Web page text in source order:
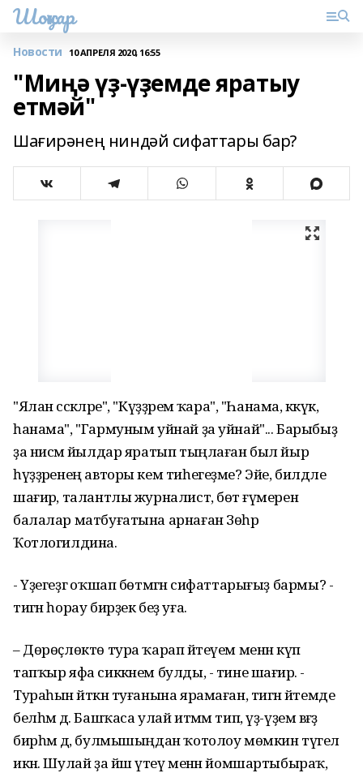
Шоңҡар
Новости 10 АПРЕЛЯ 2020, 16:55
"Миңә үҙ-үҙемде яратыу
етмәй"
Шағирәнең ниндәй сифаттары бар?
"Ялан сәскәләре", "Күҙҙәремә ҡара", "Һанама, кәкүк,
һанама", "Гармуным уйнай ҙа уйнай"... Барыбыҙ
ҙа нисәмә йылдар яратып тыңлаған был йыр
һүҙҙәренең авторы кем тиһегеҙме? Эйе, билдәле
шағирә, талантлы журналист, бөтә ғүмерен
балалар матбуғатына арнаған Зөһрә
Ҡотлогилдина.
- Үҙегеҙгә оҡшап бөтмәгән сифаттарығыҙ бармы? -
тигән һорау бирҙек беҙ уға.
– Дөрөҫлөктө тура ҡарап әйтеүем менән күп
тапҡыр яфа сиккәнем булды, - тине шағирә. -
Тураһын әйткән туғанына ярамаған, тигән әйтемде
белһәм дә. Башҡаса улай итмәм тип, үҙ-үҙемә вәғәҙә
бирһәм дә, булмышыңдан ҡотолоу мөмкин түгел
икән. Шулай ҙа йәш үтеү менән йомшартыбыраҡ,